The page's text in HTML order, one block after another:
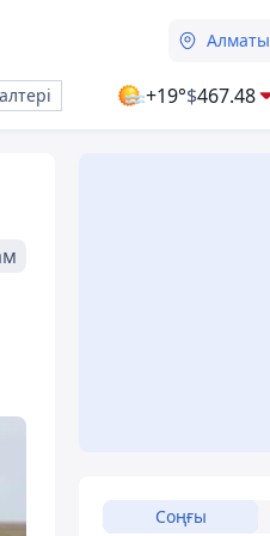
Алматы
+19°$467.48
Соңғы